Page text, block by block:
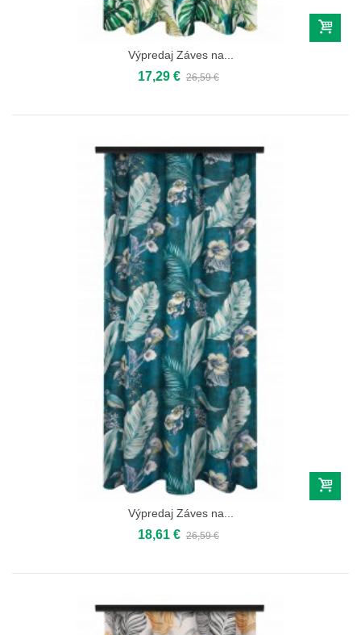
Výpredaj Záves na...
17,29 € 26,59 €
Výpredaj Záves na...
18,61 € 26,59 €